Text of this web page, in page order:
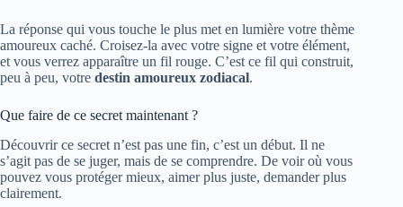
La réponse qui vous touche le plus met en lumière votre thème
amoureux caché. Croisez-la avec votre signe et votre élément,
et vous verrez apparaître un fil rouge. C’est ce fil qui construit,
peu à peu, votre destin amoureux zodiacal.
Que faire de ce secret maintenant ?
Découvrir ce secret n’est pas une fin, c’est un début. Il ne
s’agit pas de se juger, mais de se comprendre. De voir où vous
pouvez vous protéger mieux, aimer plus juste, demander plus
clairement.